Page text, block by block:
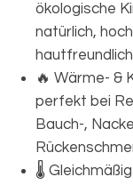
ökologische
natürlich,
🔥 Wärme- &
perfekt bei
Bauch-,
🌡️